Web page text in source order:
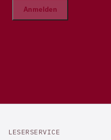
LESERSERVICE